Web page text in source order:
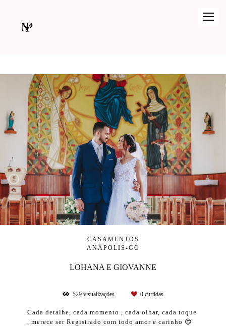
CASAMENTOS
ANÁPOLIS-GO
LOHANA E GIOVANNE
529 visualizações 0 curtidas
Cada detalhe, cada momento , cada olhar, cada toque
, merece ser Registrado com todo amor e carinho 😍